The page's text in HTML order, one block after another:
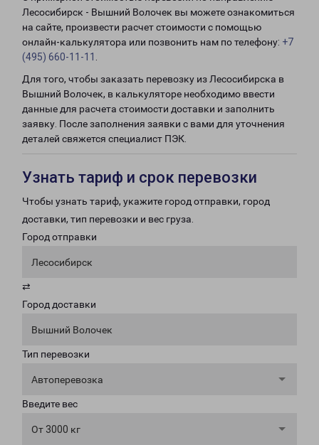
Лесосибирск - Вышний Волочек вы можете ознакомиться
на сайте, произвести расчет стоимости с помощью
онлайн-калькулятора или позвонить нам по телефону: +7
(495) 660-11-11
Для того, чтобы заказать перевозку из Лесосибирска в
Вышний Волочек, в калькуляторе необходимо ввести
данные для расчета стоимости доставки и заполнить
заявку. После заполнения заявки с вами для уточнения
деталей свяжется специалист ПЭК.
Узнать тариф и срок перевозки
Чтобы узнать тариф, укажите город отправки, город
доставки, тип перевозки и вес груза.
Город отправки
Лесосибирск
⇄
Город доставки
Вышний Волочек
Тип перевозки
Автоперевозка
Введите вес
От 3000 кг